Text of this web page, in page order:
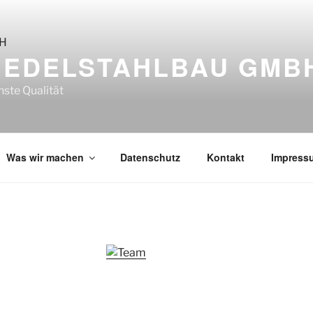
Qualität
Was wir machen Datenschutz Kontakt